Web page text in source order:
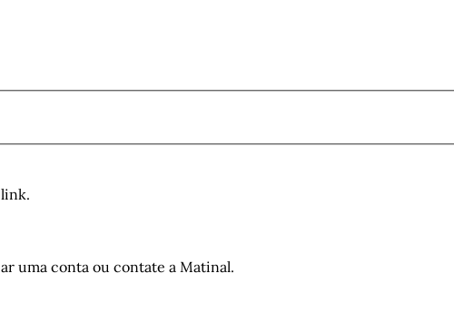
uma conta ou contate a Matinal.